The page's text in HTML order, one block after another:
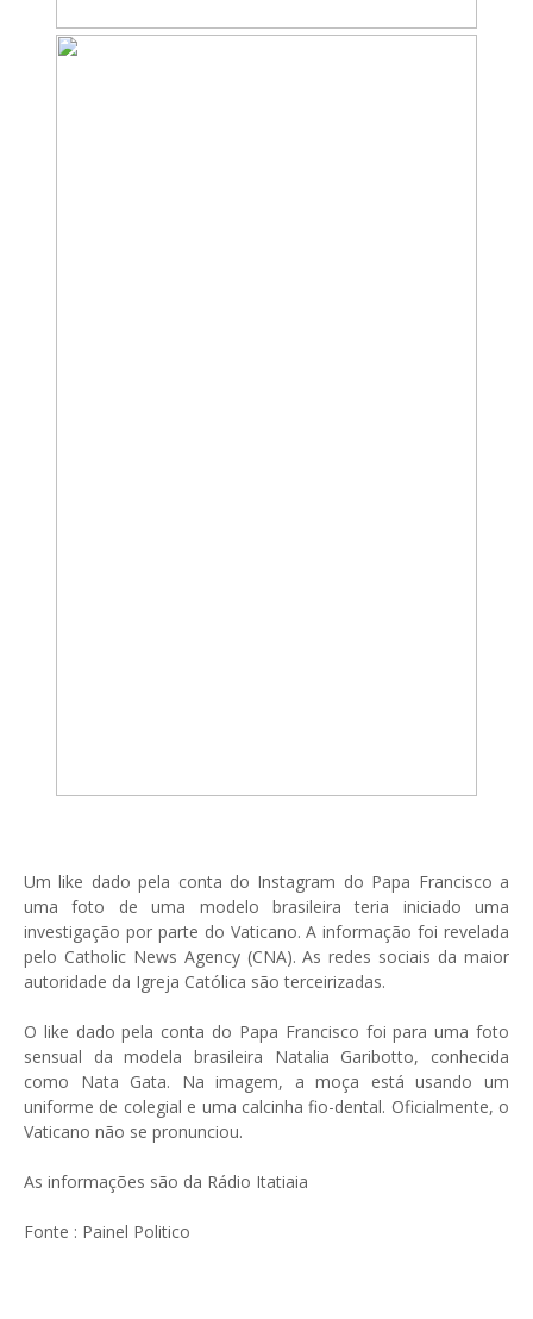
Um like dado pela conta do Instagram do Papa Francisco a
uma foto de uma modelo brasileira teria iniciado uma
investigação por parte do Vaticano. A informação foi revelada
pelo Catholic News Agency (CNA). As redes sociais da maior
autoridade da Igreja Católica são terceirizadas.
O like dado pela conta do Papa Francisco foi para uma foto
sensual da modela brasileira Natalia Garibotto, conhecida
como Nata Gata. Na imagem, a moça está usando um
uniforme de colegial e uma calcinha fio-dental. Oficialmente, o
Vaticano não se pronunciou.
As informações são da Rádio Itatiaia
Fonte : Painel Politico